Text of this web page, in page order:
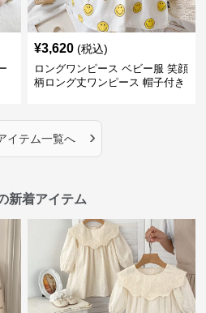
¥3,620 (税込)
ロングワンピース ベビー服 笑顔
柄ロング丈ワンピース 帽子付き
イテム一覧へ ›
新着アイテム